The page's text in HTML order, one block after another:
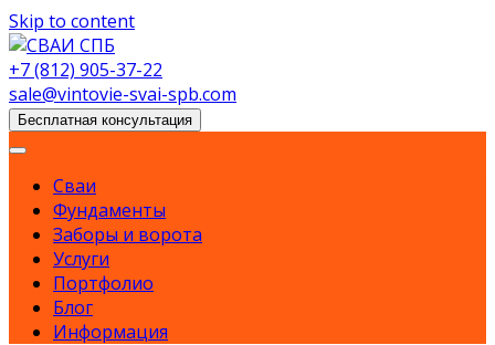
Skip to content
+7 (812) 905-37-22
sale@vintovie-svai-spb.com
Бесплатная консультация
Сваи
Фундаменты
Заборы и ворота
Услуги
Портфолио
Блог
Информация